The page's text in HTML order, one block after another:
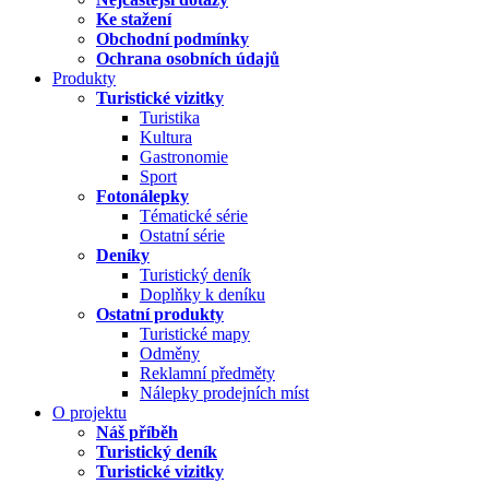
Ke stažení
Obchodní podmínky
Ochrana osobních údajů
Produkty
Turistické vizitky
Turistika
Kultura
Gastronomie
Sport
Fotonálepky
Tématické série
Ostatní série
Deníky
Turistický deník
Doplňky k deníku
Ostatní produkty
Turistické mapy
Odměny
Reklamní předměty
Nálepky prodejních míst
O projektu
Náš příběh
Turistický deník
Turistické vizitky